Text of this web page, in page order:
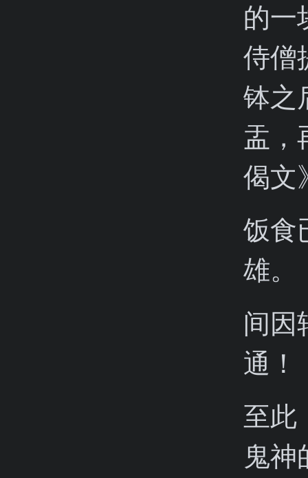
的一
侍僧
钵之
盂，
偈文
饭食
雄。
间因
通！
至此
鬼神